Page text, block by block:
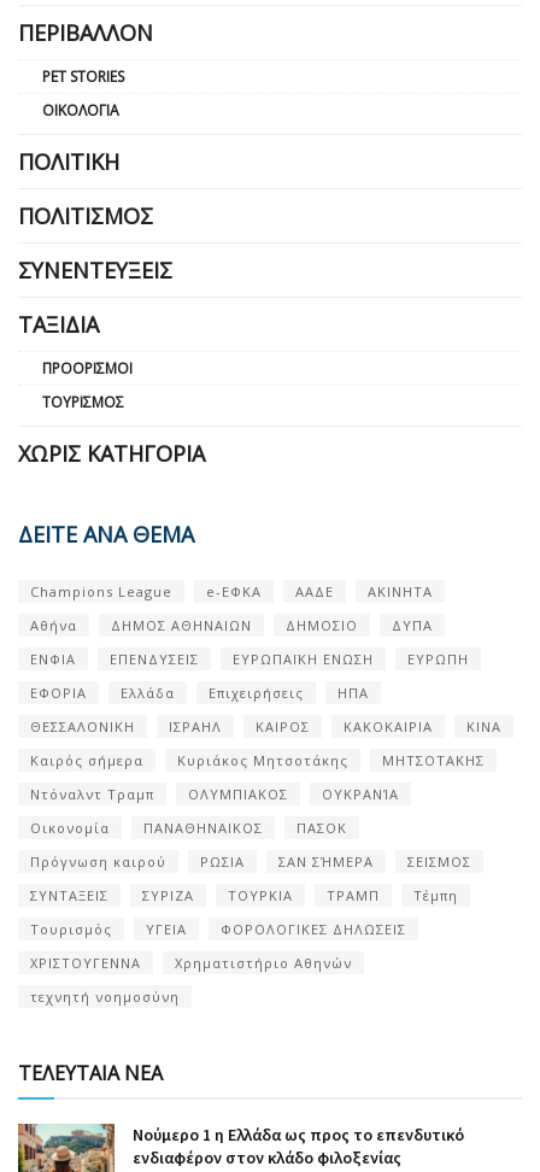
ΠΕΡΙΒΆΛΛΟΝ
PET STORIES
ΟΙΚΟΛΟΓΊΑ
ΠΟΛΙΤΙΚΉ
ΠΟΛΙΤΙΣΜΌΣ
ΣΥΝΕΝΤΕΎΞΕΙΣ
ΤΑΞΊΔΙΑ
ΠΡΟΟΡΙΣΜΟΊ
ΤΟΥΡΙΣΜΌΣ
ΧΩΡΊΣ ΚΑΤΗΓΟΡΊΑ
ΔΕΙΤΕ ΑΝΑ ΘΕΜΑ
Champions League e-ΕΦΚΑ ΑΑΔΕ
ΑΚΙΝΗΤΑ
Αθήνα
ΔΗΜΟΣ ΑΘΗΝΑΙΩΝ ΔΗΜΟΣΙΟ
ΔΥΠΑ
ΕΝΦΙΑ
ΕΠΕΝΔΥΣΕΙΣ ΕΥΡΩΠΑΪΚΗ ΕΝΩΣΗ
ΕΥΡΩΠΗ
ΕΦΟΡΙΑ
Ελλάδα Επιχειρήσεις
ΗΠΑ
ΘΕΣΣΑΛΟΝΙΚΗ
ΙΣΡΑΗΛ ΚΑΙΡΟΣ ΚΑΚΟΚΑΙΡΙΑ
ΚΙΝΑ
Καιρός σήμερα
Κυριάκος Μητσοτάκης
ΜΗΤΣΟΤΑΚΗΣ
Ντόναλντ Τραμπ
ΟΛΥΜΠΙΑΚΟΣ
ΟΥΚΡΑΝΊΑ
Οικονομία
ΠΑΝΑΘΗΝΑΙΚΟΣ
ΠΑΣΟΚ
Πρόγνωση καιρού
ΡΩΣΙΑ ΣΑΝ ΣΉΜΕΡΑ
ΣΕΙΣΜΟΣ
ΣΥΝΤΑΞΕΙΣ
ΣΥΡΙΖΑ ΤΟΥΡΚΙΑ ΤΡΑΜΠ
Τέμπη
Τουρισμός
ΥΓΕΙΑ
ΦΟΡΟΛΟΓΙΚΕΣ ΔΗΛΩΣΕΙΣ
ΧΡΙΣΤΟΥΓΕΝΝΑ
Χρηματιστήριο Αθηνών
τεχνητή νοημοσύνη
ΤΕΛΕΥΤΑΙΑ ΝΕΑ
Nούμερο 1 η Ελλάδα ως προς το επενδυτικό
ενδιαφέρον στον κλάδο φιλοξενίας